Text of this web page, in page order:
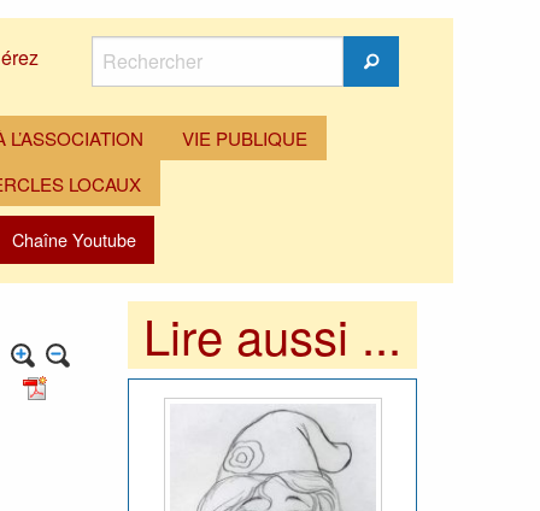
Rechercher
Rechercher
VIE PUBLIQUE
LOCAUX
Chaîne Youtube
Lire aussi ...